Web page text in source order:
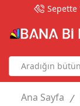
Sepette
Ana Sayfa /